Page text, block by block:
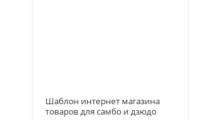
Шаблон интернет магазина
товаров для самбо и дзюдо